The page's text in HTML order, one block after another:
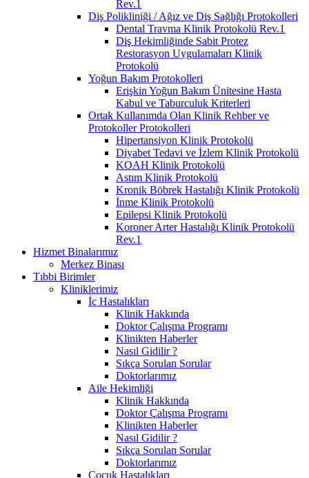
Rev.1
Diş Polikliniği / Ağız ve Diş Sağlığı Protokolleri
Dental Travma Klinik Protokolü Rev.1
Diş Hekimliğinde Sabit Protez
Restorasyon Uygulamaları Klinik
Protokolü
Yoğun Bakım Protokolleri
Erişkin Yoğun Bakım Ünitesine Hasta
Kabul ve Taburculuk Kriterleri
Ortak Kullanımda Olan Klinik Rehber ve
Protokoller Protokolleri
Hipertansiyon Klinik Protokolü
Diyabet Tedavi ve İzlem Klinik Protokolü
KOAH Klinik Protokolü
Astım Klinik Protokolü
Kronik Böbrek Hastalığı Klinik Protokolü
İnme Klinik Protokolü
Epilepsi Klinik Protokolü
Koroner Arter Hastalığı Klinik Protokolü
Rev.1
Hizmet Binalarımız
Merkez Binası
Tıbbi Birimler
Kliniklerimiz
İç Hastalıkları
Klinik Hakkında
Doktor Çalışma Programı
Klinikten Haberler
Nasıl Gidilir ?
Sıkça Sorulan Sorular
Doktorlarımız
Aile Hekimliği
Klinik Hakkında
Doktor Çalışma Programı
Klinikten Haberler
Nasıl Gidilir ?
Sıkça Sorulan Sorular
Doktorlarımız
Çocuk Hastalıkları